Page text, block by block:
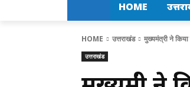
HOME
HOME उत्तराखंड मुख्यमंत्री ने किया
उत्तराखंड